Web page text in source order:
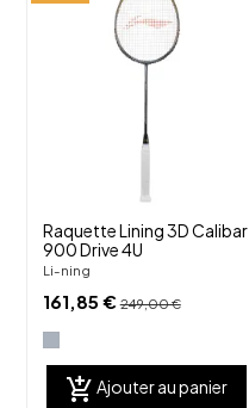
Raquette Lining 3D Calibar
900 Drive 4U
Li-ning
161,85 €249,00 €
add_shopping_cart Ajouter au panier